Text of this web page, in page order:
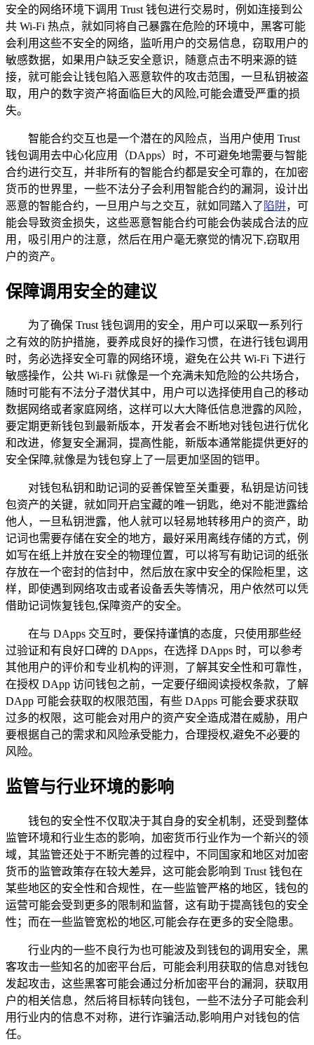
安全的网络环境下调用 Trust 钱包进行交易时，例如连接到公
共 Wi-Fi 热点，就如同将自己暴露在危险的环境中，黑客可能
会利用这些不安全的网络，监听用户的交易信息，窃取用户的
敏感数据，如果用户缺乏安全意识，随意点击不明来源的链
接，就可能会让钱包陷入恶意软件的攻击范围，一旦私钥被盗
取，用户的数字资产将面临巨大的风险,可能会遭受严重的损
失。
智能合约交互也是一个潜在的风险点，当用户使用 Trust
钱包调用去中心化应用（DApps）时，不可避免地需要与智能
合约进行交互，并非所有的智能合约都是安全可靠的，在加密
货币的世界里，一些不法分子会利用智能合约的漏洞，设计出
恶意的智能合约，一旦用户与之交互，就如同踏入了 陷阱，可
能会导致资金损失，这些恶意智能合约可能会伪装成合法的应
用，吸引用户的注意，然后在用户毫无察觉的情况下,窃取用
户的资产。
保障调用安全的建议
为了确保 Trust 钱包调用的安全，用户可以采取一系列行
之有效的防护措施，要养成良好的操作习惯，在进行钱包调用
时，务必选择安全可靠的网络环境，避免在公共 Wi-Fi 下进行
敏感操作，公共 Wi-Fi 就像是一个充满未知危险的公共场合，
随时可能有不法分子潜伏其中，用户可以选择使用自己的移动
数据网络或者家庭网络，这样可以大大降低信息泄露的风险，
要定期更新钱包到最新版本，开发者会不断地对钱包进行优化
和改进，修复安全漏洞，提高性能，新版本通常能提供更好的
安全保障,就像是为钱包穿上了一层更加坚固的铠甲。
对钱包私钥和助记词的妥善保管至关重要，私钥是访问钱
包资产的关键，就如同开启宝藏的唯一钥匙，绝对不能泄露给
他人，一旦私钥泄露，他人就可以轻易地转移用户的资产，助
记词也需要存储在安全的地方，最好采用离线存储的方式，例
如写在纸上并放在安全的物理位置，可以将写有助记词的纸张
存放在一个密封的信封中，然后放在家中安全的保险柜里，这
样，即使遇到网络攻击或者设备丢失等情况，用户依然可以凭
借助记词恢复钱包,保障资产的安全。
在与 DApps 交互时，要保持谨慎的态度，只使用那些经
过验证和有良好口碑的 DApps，在选择 DApps 时，可以参考
其他用户的评价和专业机构的评测，了解其安全性和可靠性，
在授权 DApp 访问钱包之前，一定要仔细阅读授权条款，了解
DApp 可能会获取的权限范围，有些 DApps 可能会要求获取
过多的权限，这可能会对用户的资产安全造成潜在威胁，用户
要根据自己的需求和风险承受能力，合理授权,避免不必要的
风险。
监管与行业环境的影响
钱包的安全性不仅取决于其自身的安全机制，还受到整体
监管环境和行业生态的影响，加密货币行业作为一个新兴的领
域，其监管还处于不断完善的过程中，不同国家和地区对加密
货币的监管政策存在较大差异，这可能会影响到 Trust 钱包在
某些地区的安全性和合规性，在一些监管严格的地区，钱包的
运营可能会受到更多的限制和监督，这有助于提高钱包的安全
性；而在一些监管宽松的地区,可能会存在更多的安全隐患。
行业内的一些不良行为也可能波及到钱包的调用安全，黑
客攻击一些知名的加密平台后，可能会利用获取的信息对钱包
发起攻击，这些黑客可能会通过分析加密平台的漏洞，获取用
户的相关信息，然后将目标转向钱包，一些不法分子可能会利
用行业内的信息不对称，进行诈骗活动,影响用户对钱包的信
任。